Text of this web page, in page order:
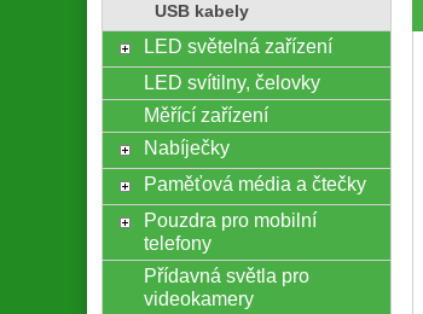
USB kabely
LED světelná zařízení
LED svítilny, čelovky
Měřící zařízení
Nabíječky
Paměťová média a čtečky
Pouzdra pro mobilní
telefony
Přídavná světla pro
videokamery